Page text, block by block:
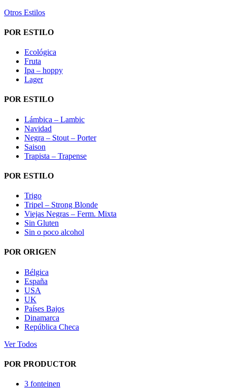
Otros Estilos
POR ESTILO
Ecológica
Fruta
Ipa – hoppy
Lager
POR ESTILO
Lámbica – Lambic
Navidad
Negra – Stout – Porter
Saison
Trapista – Trapense
POR ESTILO
Trigo
Tripel – Strong Blonde
Viejas Negras – Ferm. Mixta
Sin Gluten
Sin o poco alcohol
POR ORIGEN
Bélgica
España
USA
UK
Países Bajos
Dinamarca
República Checa
Ver Todos
POR PRODUCTOR
3 fonteinen